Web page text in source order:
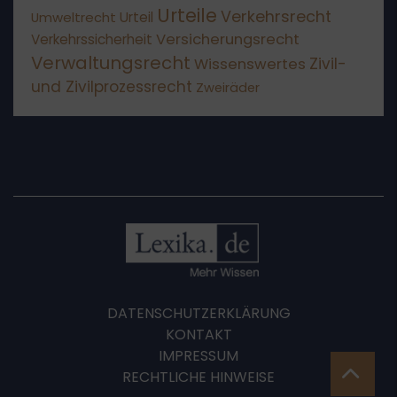
Umweltrecht Urteil Urteile Verkehrsrecht
Verkehrssicherheit Versicherungsrecht
Verwaltungsrecht Wissenswertes Zivil-
und Zivilprozessrecht Zweiräder
DATENSCHUTZERKLÄRUNG
KONTAKT
IMPRESSUM
RECHTLICHE HINWEISE